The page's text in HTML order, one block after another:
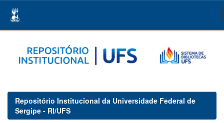
navigation
Repositório Institucional da Universidade Federal de
Sergipe - RI/UFS